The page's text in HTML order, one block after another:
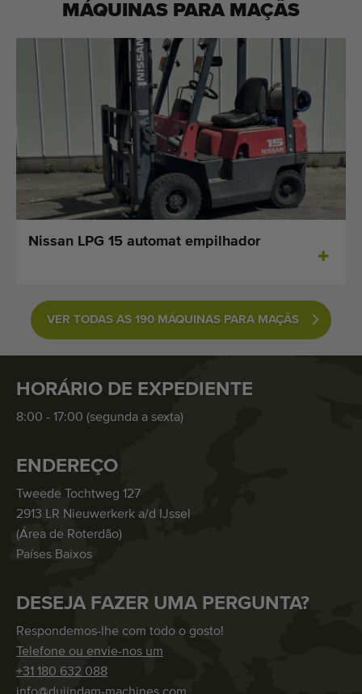
MÁQUINAS PARA MAÇÃS
Nissan LPG 15 automat empilhador
VER TODAS AS 190 MÁQUINAS PARA MAÇÃS
HORÁRIO DE EXPEDIENTE
8:00 - 17:00 (segunda a sexta)
ENDEREÇO
Tweede Tochtweg 127
2913 LR Nieuwerkerk a/d IJssel
(Área de Roterdão)
Países Baixos
DESEJA FAZER UMA PERGUNTA?
Respondemos-lhe com todo o gosto!
Telefone ou envie-nos um
+31 180 632 088